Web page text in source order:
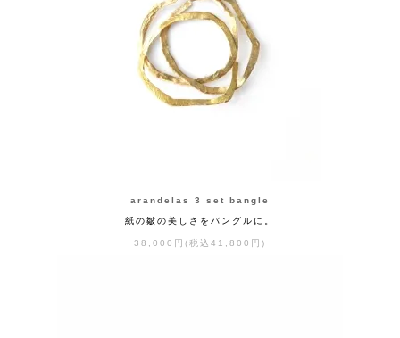
arandelas 3 set bangle
紙の皺の美しさをバングルに。
38,000円(税込41,800円)